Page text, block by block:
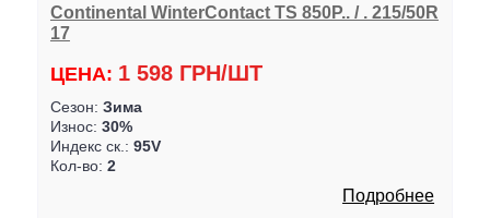
Continental WinterContact TS 850P.. / . 215/50R
17
ЦЕНА: 1 598 ГРН/ШТ
Сезон: Зима
Износ: 30%
Индекс ск.: 95V
Кол-во: 2
Подробнее